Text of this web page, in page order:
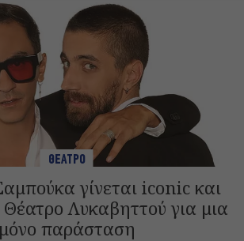
ΘΕΑΤΡΟ
γίνεται iconic και
Θέατρο Λυκαβηττού για μια
μόνο παράσταση